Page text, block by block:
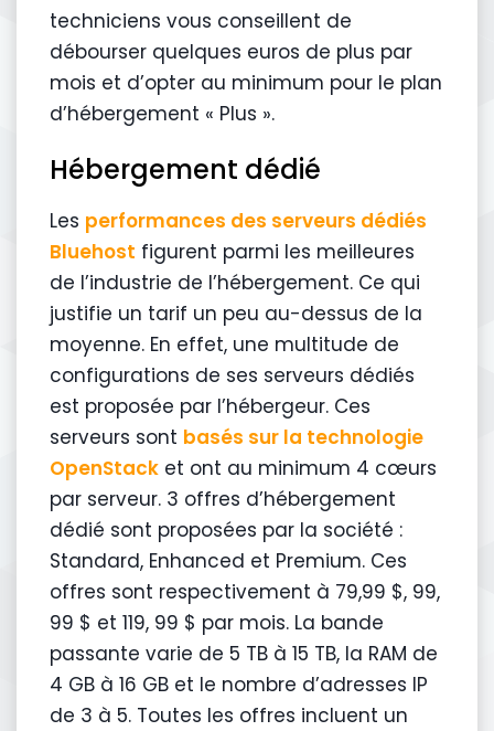
techniciens vous conseillent de
débourser quelques euros de plus par
mois et d’opter au minimum pour le plan
d’hébergement « Plus ».
Hébergement dédié
Les performances des serveurs dédiés
Bluehost figurent parmi les meilleures
de l’industrie de l’hébergement. Ce qui
justifie un tarif un peu au-dessus de la
moyenne. En effet, une multitude de
configurations de ses serveurs dédiés
est proposée par l’hébergeur. Ces
serveurs sont basés sur la technologie
OpenStack et ont au minimum 4 cœurs
par serveur. 3 offres d’hébergement
dédié sont proposées par la société :
Standard, Enhanced et Premium. Ces
offres sont respectivement à 79,99 $, 99,
99 $ et 119, 99 $ par mois. La bande
passante varie de 5 TB à 15 TB, la RAM de
4 GB à 16 GB et le nombre d’adresses IP
de 3 à 5. Toutes les offres incluent un